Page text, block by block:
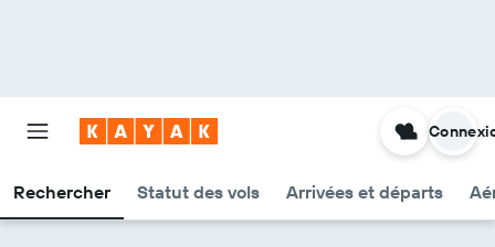
Rechercher Statut des vols Arrivées et départs